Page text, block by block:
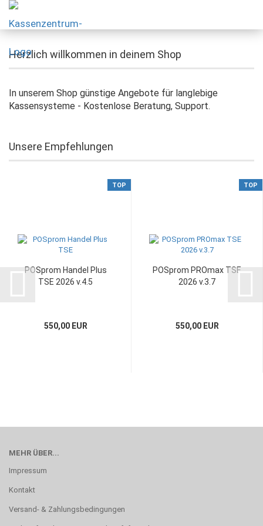
Herzlich willkommen in deinem Shop
In unserem Shop günstige Angebote für langlebige
Kassensysteme - Kostenlose Beratung, Support.
Unsere Empfehlungen
TOP
POSprom Handel Plus
TSE 2026 v.4.5
550,00 EUR
TOP
POSprom PROmax TSE
2026 v.3.7
550,00 EUR
MEHR ÜBER...
Impressum
Kontakt
Versand- & Zahlungsbedingungen